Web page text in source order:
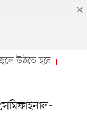
উঠতে হবে